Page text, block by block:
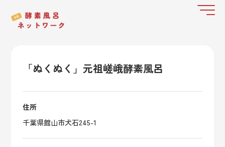
「ぬくぬく」元祖嵯峨酵素風呂
住所
千葉県館山市犬石245-1